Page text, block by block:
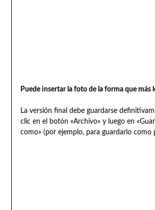
Puede insertar la foto de la forma que más
La versión final debe guardarse
clic en el botón «Archivo» y luego en
como» (por ejemplo, para guardarlo como